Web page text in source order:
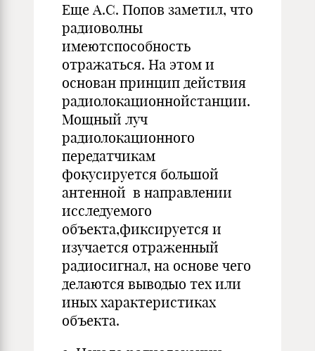
Еще А.С. Попов заметил, что
радиоволны
имеютспособность
отражаться. На этом и
основан принцип действия
радиолокационнойстанции.
Мощный луч
радиолокационного
передатчикам
фокусируется большой
антенной в направлении
исследуемого
объекта,фиксируется и
изучается отраженный
радиосигнал, на основе чего
делаются выводыо тех или
иных характеристиках
объекта.